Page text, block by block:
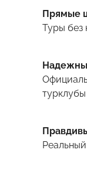
Прямые
Туры без
турклубы